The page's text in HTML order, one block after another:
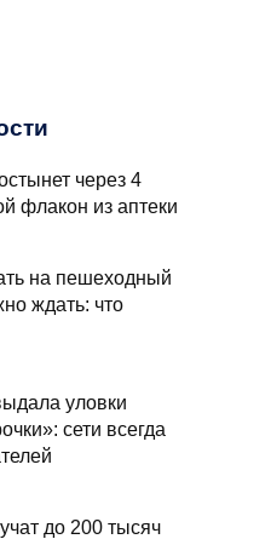
через 4
флакон из аптеки
на пешеходный
ждать: что
уловки
сети всегда
до 200 тысяч